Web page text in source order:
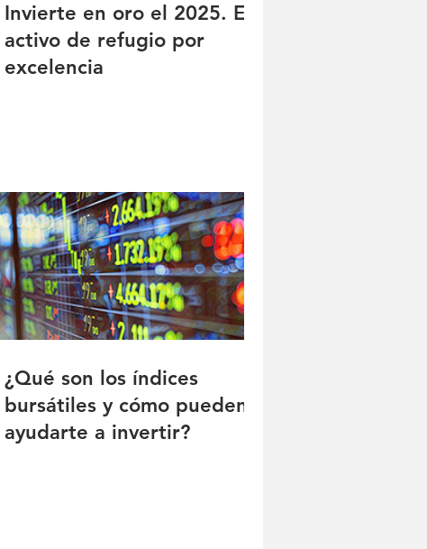
Invierte en oro el 2025. El
activo de refugio por
excelencia
¿Qué son los índices
bursátiles y cómo pueden
ayudarte a invertir?